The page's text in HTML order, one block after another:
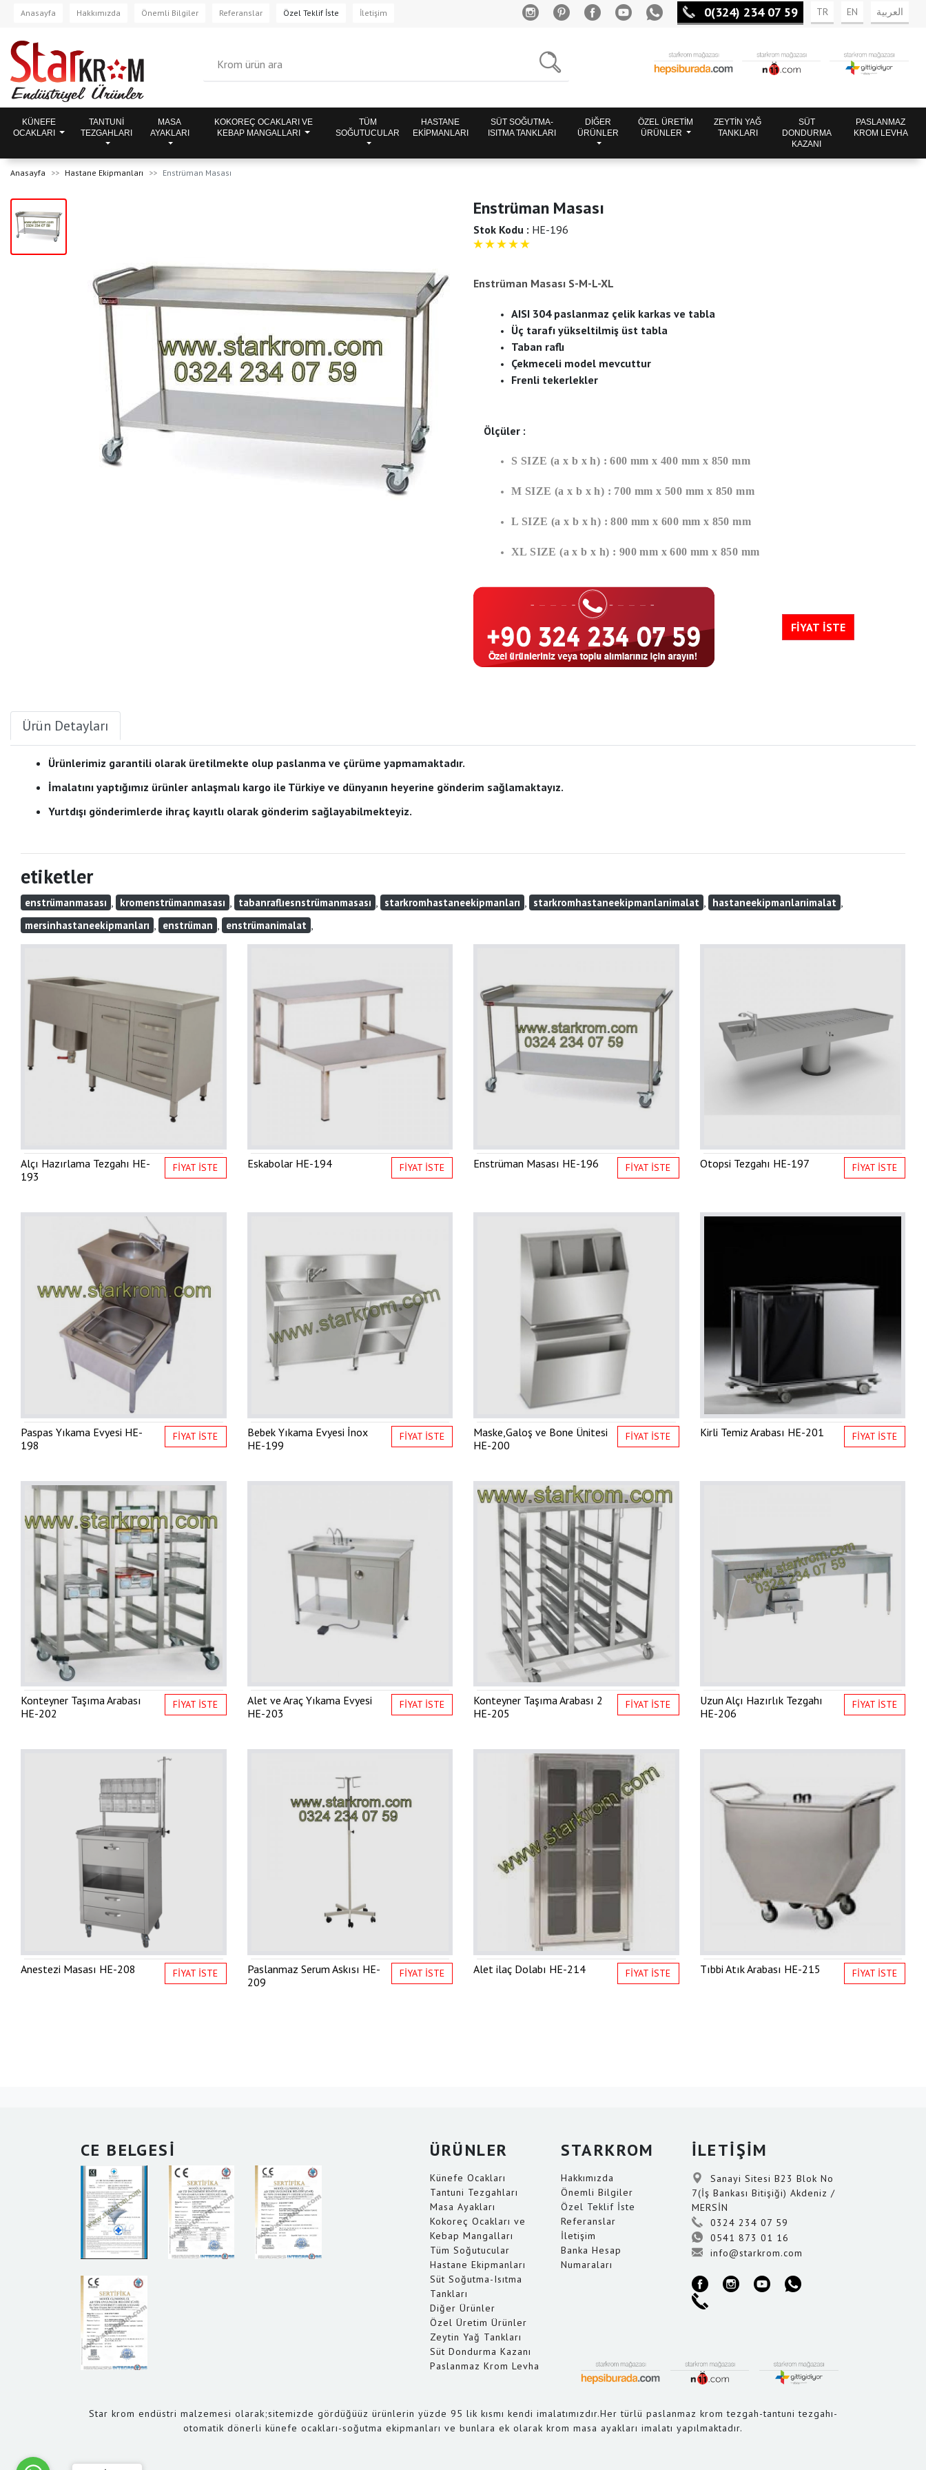
Anasayfa Hakkımızda Önemli Bilgiler Referanslar Özel Teklif İste İletişim 0(324) 234 07 59 TR EN العربية
KÜNEFE
OCAKLARI
TANTUNİ
TEZGAHLARI
MASA
AYAKLARI
KOKOREÇ OCAKLARI VE
KEBAP MANGALLARI
TÜM
SOĞUTUCULAR
HASTANE
EKİPMANLARI
SÜT SOĞUTMA-
ISITMA TANKLARI
DİĞER
ÜRÜNLER
ÖZEL ÜRETİM
ÜRÜNLER
ZEYTİN YAĞ
TANKLARI
SÜT
DONDURMA
KAZANI
PASLANMAZ
KROM LEVHA
Anasayfa Hastane Ekipmanları Enstrüman Masası
Enstrüman Masası
Stok Kodu : HE-196
Enstrüman Masası S-M-L-XL
AISI 304 paslanmaz çelik karkas ve tabla
Üç tarafı yükseltilmiş üst tabla
Taban raflı
Çekmeceli model mevcuttur
Frenli tekerlekler
Ölçüler :
S SIZE (a x b x h) : 600 mm x 400 mm x 850 mm
M SIZE (a x b x h) : 700 mm x 500 mm x 850 mm
L SIZE (a x b x h) : 800 mm x 600 mm x 850 mm
XL SIZE (a x b x h) : 900 mm x 600 mm x 850 mm
FİYAT İSTE
Ürün Detayları
Ürünlerimiz garantili olarak üretilmekte olup paslanma ve çürüme yapmamaktadır.
İmalatını yaptığımız ürünler anlaşmalı kargo ile Türkiye ve dünyanın heyerine gönderim sağlamaktayız.
Yurtdışı gönderimlerde ihraç kayıtlı olarak gönderim sağlayabilmekteyiz.
etiketler
enstrümanmasası , kromenstrümanmasası , tabanraflıesnstrümanmasası , starkromhastaneekipmanları , starkromhastaneekipmanlarıimalat , hastaneekipmanlarıimalat ,
mersinhastaneekipmanları enstrüman enstrümanimalat
Alçı Hazırlama Tezgahı HE-
193
FİYAT İSTE Eskabolar HE-194 FİYAT İSTE Enstrüman Masası HE-196 FİYAT İSTE Otopsi Tezgahı HE-197 FİYAT İSTE
Paspas Yıkama Evyesi HE-
198
FİYAT İSTE
Bebek Yıkama Evyesi İnox
HE-199
FİYAT İSTE
Maske,Galoş ve Bone Ünitesi
HE-200
FİYAT İSTE Kirli Temiz Arabası HE-201 FİYAT İSTE
Konteyner Taşıma Arabası
HE-202
FİYAT İSTE
Alet ve Araç Yıkama Evyesi
HE-203
FİYAT İSTE
Konteyner Taşıma Arabası 2
HE-205
FİYAT İSTE
Uzun Alçı Hazırlık Tezgahı
HE-206
FİYAT İSTE
Anestezi Masası HE-208 FİYAT İSTE Paslanmaz Serum Askısı HE-
209
FİYAT İSTE Alet ilaç Dolabı HE-214 FİYAT İSTE Tıbbi Atık Arabası HE-215 FİYAT İSTE
CE BELGESİ ÜRÜNLER
Künefe Ocakları
Tantuni Tezgahları
Masa Ayakları
Kokoreç Ocakları ve
Kebap Mangalları
Tüm Soğutucular
Hastane Ekipmanları
Süt Soğutma-Isıtma
Tankları
Diğer Ürünler
Özel Üretim Ürünler
Zeytin Yağ Tankları
Süt Dondurma Kazanı
Paslanmaz Krom Levha
STARKROM
Hakkımızda
Önemli Bilgiler
Özel Teklif İste
Referanslar
İletişim
Banka Hesap
Numaraları
İLETİŞİM
Sanayi Sitesi B23 Blok No
7(İş Bankası Bitişiği) Akdeniz /
MERSİN
0324 234 07 59
0541 873 01 16
info@starkrom.com
Star krom endüstri malzemesi olarak;sitemizde gördüğüüz ürünlerin yüzde 95 lik kısmı kendi imalatımızdır.Her türlü paslanmaz krom tezgah-tantuni tezgahı-
otomatik dönerli künefe ocakları-soğutma ekipmanları ve bunlara ek olarak krom masa ayakları imalatı yapılmaktadır.